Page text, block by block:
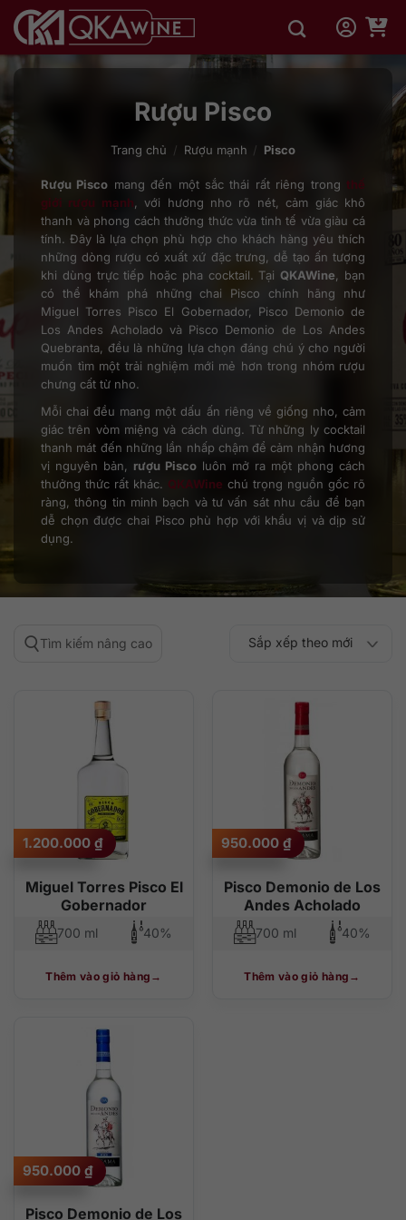
qua
dung
Rượu Pisco
Trang chủ / Rượu mạnh / Pisco
Rượu Pisco mang đến một sắc thái rất riêng trongthế
giới rượu mạnh, với hương nho rõ nét, cảm giác khô
thanh và phong cách thưởng thức vừa tinh tế vừa giàu cá
tính. Đây là lựa chọn phù hợp cho khách hàng yêu thích
những dòng rượu có xuất xứ đặc trưng, dễ tạo ấn tượng
khi dùng trực tiếp hoặc pha cocktail. TạiQKAWine , bạn
có thể khám phá những chai Pisco chính hãng như
Miguel Torres Pisco El Gobernador, Pisco Demonio de
Los Andes Acholado và Pisco Demonio de Los Andes
Quebranta, đều là những lựa chọn đáng chú ý cho người
muốn tìm một trải nghiệm mới mẻ hơn trong nhóm rượu
chưng cất từ nho.
Mỗi chai đều mang một dấu ấn riêng về giống nho, cảm
giác trên vòm miệng và cách dùng. Từ những ly cocktail
thanh mát đến những lần nhấp chậm để cảm nhận hương
vị nguyên bản, rượu Pisco luôn mở ra một phong cách
thưởng thức rất khác. QKAWine chú trọng nguồn gốc rõ
ràng, thông tin minh bạch và tư vấn sát nhu cầu để bạn
dễ chọn được chai Pisco phù hợp với khẩu vị và dịp sử
dụng.
Tìm kiếm nâng cao Sắp xếp theo
độ phổ biến
Sắp xếp theo mới
thấp đến cao
cao đến thấp
Miguel Torres Pisco El
Gobernador
1.200.000 ₫
700 ml 40%
Thêm vào giỏ hàng
Pisco Demonio de Los
Andes Acholado
950.000 ₫
700 ml 40%
Thêm vào giỏ hàng
Pisco Demonio de Los
950.000 ₫